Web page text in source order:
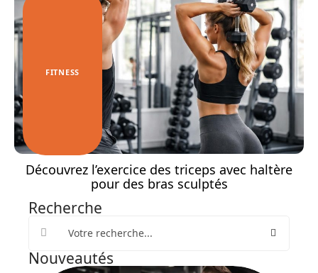
FITNESS
Découvrez l’exercice des triceps avec haltère
pour des bras sculptés
Recherche
Nouveautés